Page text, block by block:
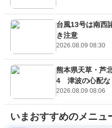
台風13号は南西
き注意
2026.08.09 08:30
熊本県天草・芦
4 津波の心配な
2026.08.09 08:06
いまおすすめのメニュ